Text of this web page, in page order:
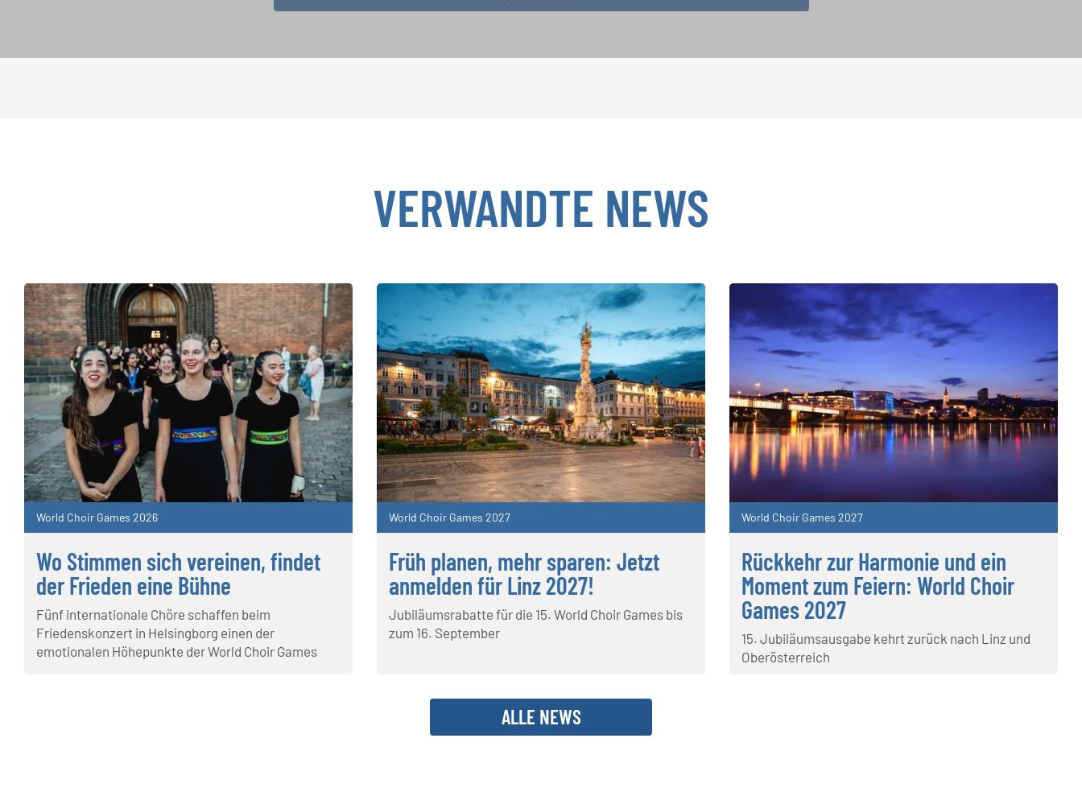
VERWANDTE NEWS
World Choir Games 2026
Wo Stimmen sich vereinen, findet
der Frieden eine Bühne
Fünf internationale Chöre schaffen beim
Friedenskonzert in Helsingborg einen der
emotionalen Höhepunkte der World Choir Games
World Choir Games 2027
Früh planen, mehr sparen: Jetzt
anmelden für Linz 2027!
Jubiläumsrabatte für die 15. World Choir Games bis
zum 16. September
World Choir Games 2027
Rückkehr zur Harmonie und ein
Moment zum Feiern: World Choir
Games 2027
15. Jubiläumsausgabe kehrt zurück nach Linz und
Oberösterreich
ALLE NEWS